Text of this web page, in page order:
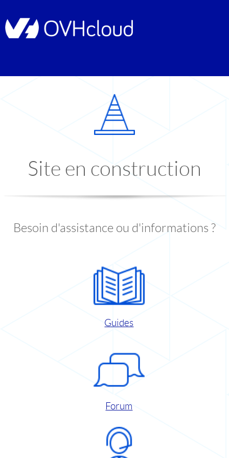
Site en construction
Besoin d'assistance ou d'informations ?
Guides
Forum